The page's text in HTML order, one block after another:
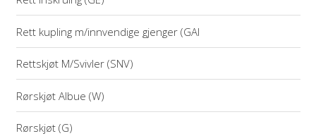
Rett kupling m/innvendige gjenger (GAI
Rettskjøt M/Svivler (SNV)
Rørskjøt Albue (W)
Rørskjøt (G)